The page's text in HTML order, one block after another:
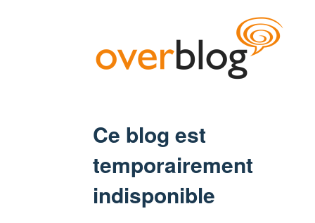
Ce blog est
temporairement
indisponible